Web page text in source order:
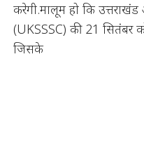
करेगी.मालूम हो कि
(UKSSSC) की 21 सितंबर
जिसके